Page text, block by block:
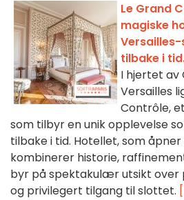
Le Grand
magiske
tilbake i
I hjertet av
Versailles
Contrôle,
som tilbyr en unik opplevelse
tilbake i tid. Hotellet, som åpner
kombinerer historie,
byr på spektakulær utsikt
og privilegert tilgang til slottet.